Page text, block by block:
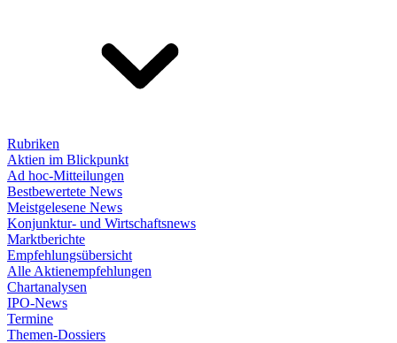
Rubriken
Aktien im Blickpunkt
Ad hoc-Mitteilungen
Bestbewertete News
Meistgelesene News
Konjunktur- und Wirtschaftsnews
Marktberichte
Empfehlungsübersicht
Alle Aktienempfehlungen
Chartanalysen
IPO-News
Termine
Themen-Dossiers